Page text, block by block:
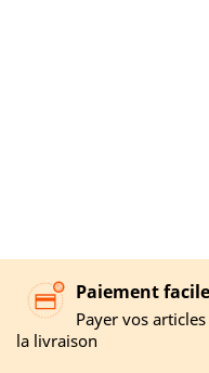
Paiement facile
Payer vos
la livraison